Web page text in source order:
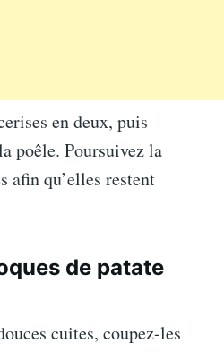
en deux, puis
poêle. Poursuivez la
afin qu’elles restent
de patate
cuites, coupez-les